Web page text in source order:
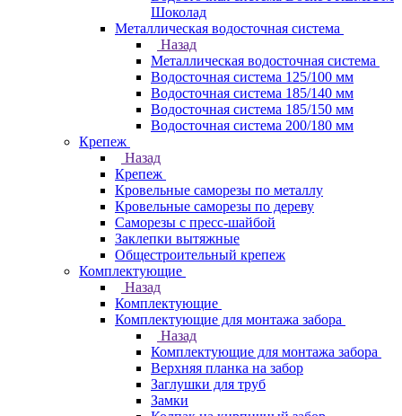
Шоколад
Металлическая водосточная система
Назад
Металлическая водосточная система
Водосточная система 125/100 мм
Водосточная система 185/140 мм
Водосточная система 185/150 мм
Водосточная система 200/180 мм
Крепеж
Назад
Крепеж
Кровельные саморезы по металлу
Кровельные саморезы по дереву
Саморезы с пресс-шайбой
Заклепки вытяжные
Общестроительный крепеж
Комплектующие
Назад
Комплектующие
Комплектующие для монтажа забора
Назад
Комплектующие для монтажа забора
Верхняя планка на забор
Заглушки для труб
Замки